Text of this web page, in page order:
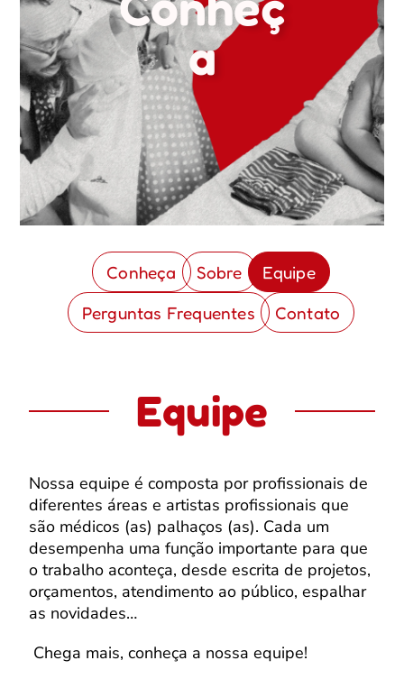
a
Conheça Sobre
Equipe
Perguntas Frequentes
Contato
Equipe
Nossa equipe é composta por profissionais de
diferentes áreas e artistas profissionais que
são médicos (as) palhaços (as). Cada um
desempenha uma função importante para que
o trabalho aconteça, desde escrita de projetos,
orçamentos, atendimento ao público, espalhar
as novidades…
Chega mais, conheça a nossa equipe!